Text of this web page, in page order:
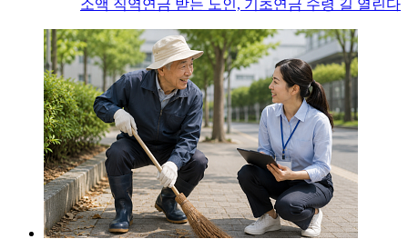
소액 직역연금 받는 노인, 기초연금 수령 길 열린다